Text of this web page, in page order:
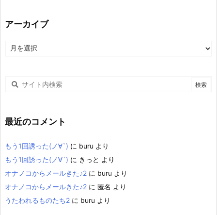
アーカイブ
ー
最近のコメント
もう1回誘った(ノ∀`) に buru より
もう1回誘った(ノ∀`) に きっと より
オナノコからメールきた♪2 に buru より
オナノコからメールきた♪2 に 匿名 より
うたわれるものたち2 に buru より